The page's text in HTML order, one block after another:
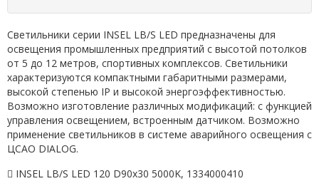
Светильники серии INSEL LB/S LED предназначены для
освещения промышленных предприятий с высотой потолков
от 5 до 12 метров, спортивных комплексов. Светильники
характеризуются компактными габаритными размерами,
высокой степенью IP и высокой энергоэффективностью.
Возможно изготовление различных модификаций: с функцией
управления освещением, встроенным датчиком. Возможно
применение светильников в системе аварийного освещения с
ЦСАО DIALOG.
INSEL LB/S LED 120 D90x30 5000K, 1334000410